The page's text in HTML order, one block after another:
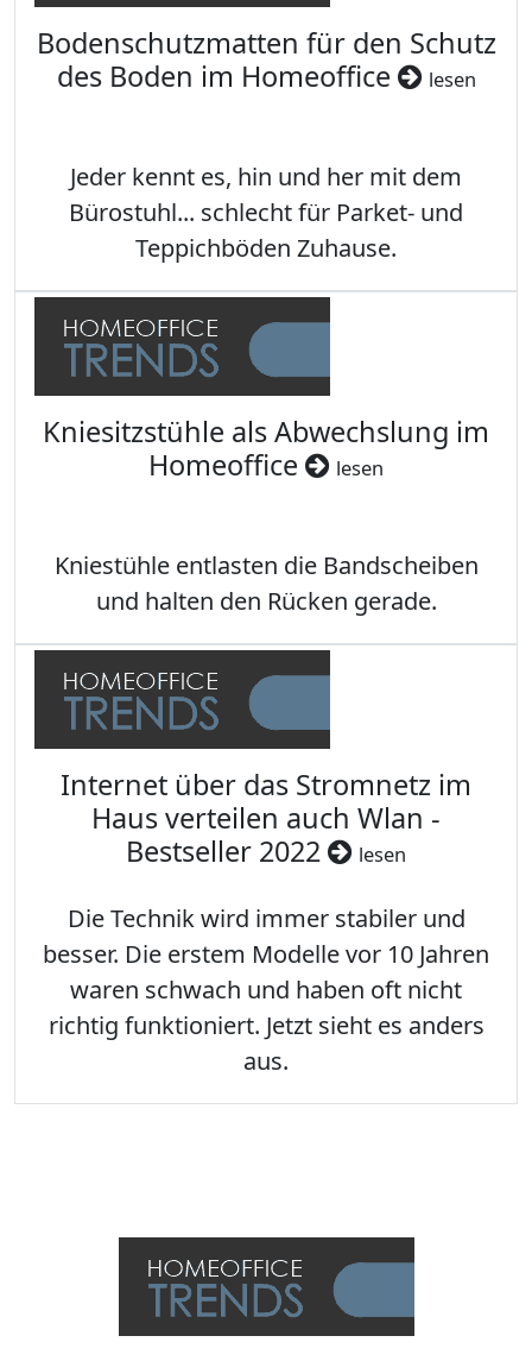
Bodenschutzmatten für den Schutz
des Boden im Homeoffice
lesen
Jeder kennt es, hin und her mit dem
Bürostuhl... schlecht für Parket- und
Teppichböden Zuhause.
Kniesitzstühle als Abwechslung im
Homeoffice
lesen
Kniestühle entlasten die Bandscheiben
und halten den Rücken gerade.
Internet über das Stromnetz im
Haus verteilen auch Wlan -
Bestseller 2022
lesen
Die Technik wird immer stabiler und
besser. Die erstem Modelle vor 10 Jahren
waren schwach und haben oft nicht
richtig funktioniert. Jetzt sieht es anders
aus.